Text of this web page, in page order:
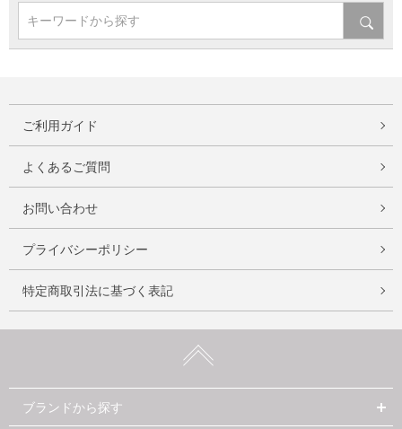
キーワードから探す
ご利用ガイド
よくあるご質問
お問い合わせ
プライバシーポリシー
特定商取引法に基づく表記
ブランドから探す